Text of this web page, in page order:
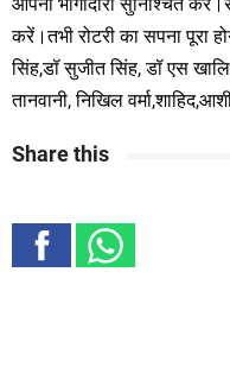
करें।तभी रोटरी का सपना पूरा
सिंह,डॉ सुजीत सिंह, डॉ एस
तानवानी, निखिल
Share this